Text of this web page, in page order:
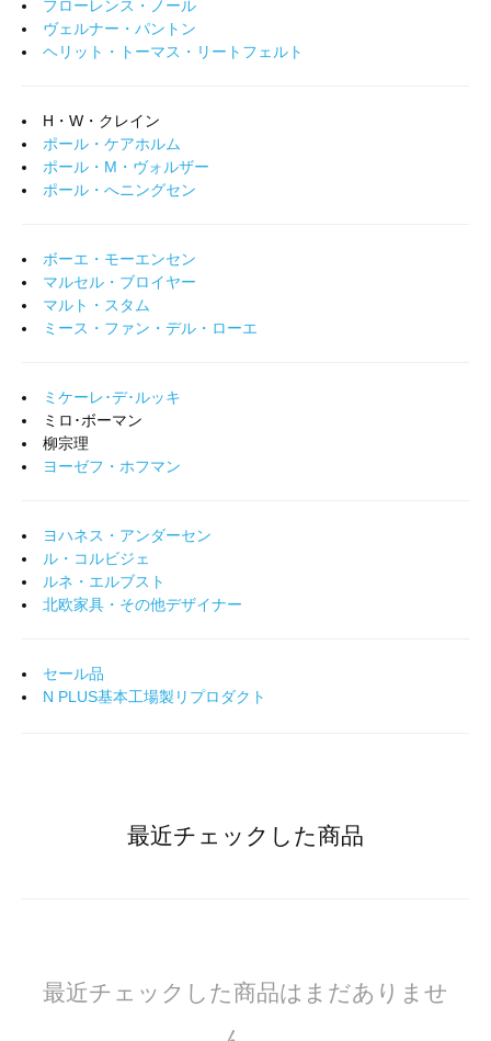
フローレンス・ノール
ヴェルナー・パントン
ヘリット・トーマス・リートフェルト
H・W・クレイン
ポール・ケアホルム
ポール・M・ヴォルザー
ポール・へニングセン
ボーエ・モーエンセン
マルセル・ブロイヤー
マルト・スタム
ミース・ファン・デル・ローエ
ミケーレ･デ･ルッキ
ミロ･ボーマン
柳宗理
ヨーゼフ・ホフマン
ヨハネス・アンダーセン
ル・コルビジェ
ルネ・エルブスト
北欧家具・その他デザイナー
セール品
N PLUS基本工場製リプロダクト
最近チェックした商品
最近チェックした商品はまだありませ